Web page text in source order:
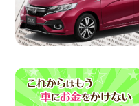
楽しい佐
お願い 新
日産セレ
県 中川か